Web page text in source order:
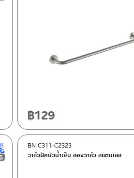
฿129
New Arrival สินค้าใหม่ ปี 2026
วาล์วฝักบัวน้ำเย็น สองวาล์ว สแตนเลส
BN C311-C2323